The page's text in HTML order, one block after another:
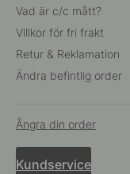
Vad är c/c mått?
Villkor för fri frakt
Retur & Reklamation
Ändra befintlig order
Ångra din order
Kundservice